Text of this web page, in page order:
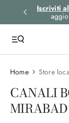
Iscriviti
Home Store
CANALI